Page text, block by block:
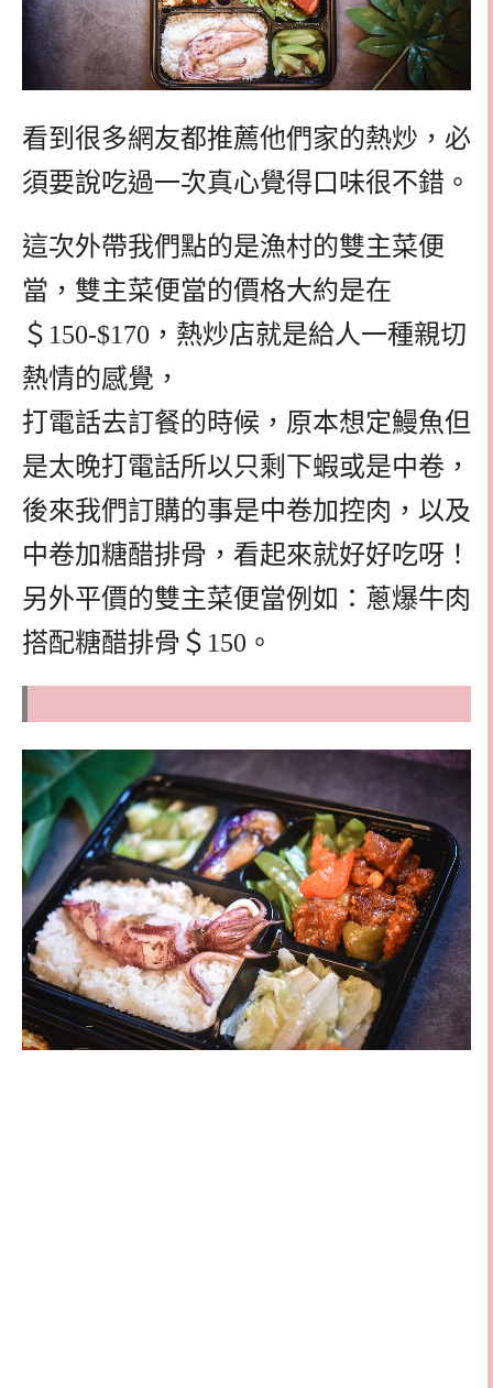
看到很多網友都推薦他們家的熱炒，必
須要說吃過一次真心覺得口味很不錯。
這次外帶我們點的是漁村的雙主菜便
當，雙主菜便當的價格大約是在
＄150-$170，熱炒店就是給人一種親切
熱情的感覺，
打電話去訂餐的時候，原本想定鰻魚但
是太晚打電話所以只剩下蝦或是中卷，
後來我們訂購的事是中卷加控肉，以及
中卷加糖醋排骨，看起來就好好吃呀！
另外平價的雙主菜便當例如：蔥爆牛肉
搭配糖醋排骨＄150。